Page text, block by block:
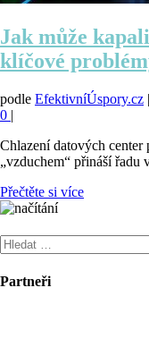
Jak může
klíčové
podle EfektivníÚspory.cz |
0 |
Chlazení datových
„vzduchem“ přináší řadu
Přečtěte si více
Vyhledávání
Partneři